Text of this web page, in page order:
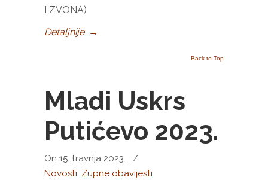
I ZVONA)
Detaljnije →
Back to Top
Mladi Uskrs
Putićevo 2023.
On 15. travnja 2023.
/
Novosti, Zupne obavijesti